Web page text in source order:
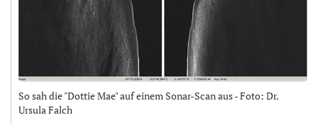
So sah die "Dottie Mae" auf einem Sonar-Scan aus - Foto: Dr.
Ursula Falch